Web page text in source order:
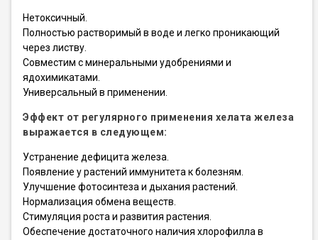
Нетоксичный.
Полностью растворимый в воде и легко проникающий
через листву.
Совместим с минеральными удобрениями и
ядохимикатами.
Универсальный в применении.
Эффект от регулярного применения хелата железа
выражается в следующем:
Устранение дефицита железа.
Появление у растений иммунитета к болезням.
Улучшение фотосинтеза и дыхания растений.
Нормализация обмена веществ.
Стимуляция роста и развития растения.
Обеспечение достаточного наличия хлорофилла в